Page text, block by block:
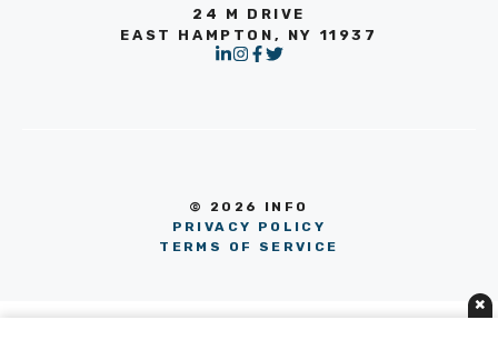
24 M DRIVE
EAST HAMPTON, NY 11937
© 2026 INFO
PRIVACY POLICY
TERMS OF SERVICE
×